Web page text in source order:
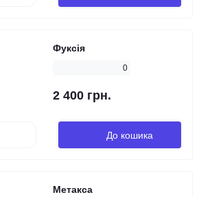
Фуксія
0
2 400 грн.
До кошика
Метакса